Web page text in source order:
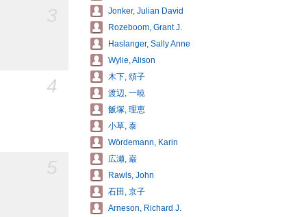
4
Jonker, Julian David
Rozeboom, Grant J.
Haslanger, Sally Anne
Wylie, Alison
木下, 頌子
渡辺, 一暁
飯塚, 理恵
小草, 泰
Wördemann, Karin
広瀬, 巌
Rawls, John
石田, 京子
Arneson, Richard J.